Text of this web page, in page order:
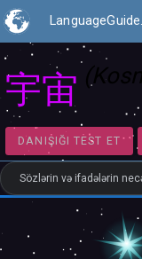
宇宙
DANIŞIĞI TEST ET
Sözlərin və ifadələrin